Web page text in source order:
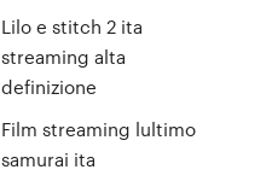
Lilo e stitch 2 ita
streaming alta
definizione
Film streaming lultimo
samurai ita